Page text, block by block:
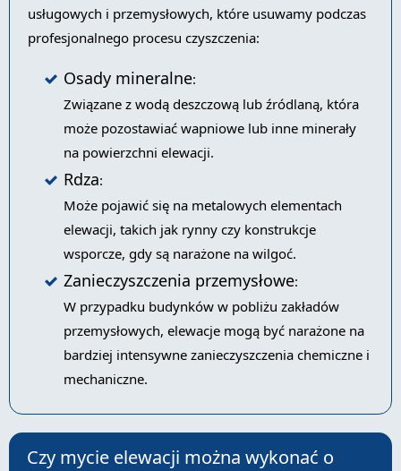
usługowych i przemysłowych, które usuwamy podczas
profesjonalnego procesu czyszczenia:
Osady mineralne:
Związane z wodą deszczową lub źródlaną, która
może pozostawiać wapniowe lub inne minerały
na powierzchni elewacji.
Rdza:
Może pojawić się na metalowych elementach
elewacji, takich jak rynny czy konstrukcje
wsporcze, gdy są narażone na wilgoć.
Zanieczyszczenia przemysłowe:
W przypadku budynków w pobliżu zakładów
przemysłowych, elewacje mogą być narażone na
bardziej intensywne zanieczyszczenia chemiczne i
mechaniczne.
Czy mycie elewacji można wykonać o